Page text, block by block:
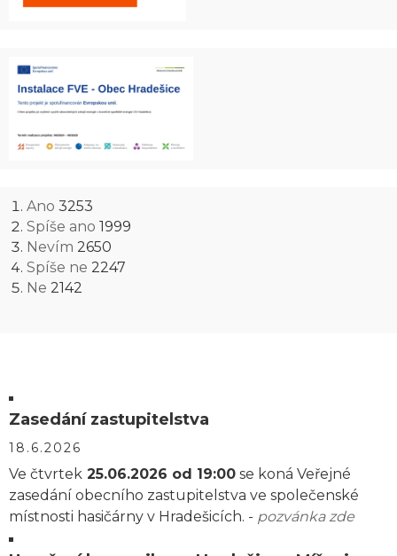
Ano 3253
Spíše ano 1999
Nevím 2650
Spíše ne 2247
Ne 2142
Zasedání zastupitelstva
18.6.2026
Ve čtvrtek 25.06.2026 od 19:00 se koná Veřejné
zasedání obecního zastupitelstva ve společenské
místnosti hasičárny v Hradešicích. - pozvánka zde